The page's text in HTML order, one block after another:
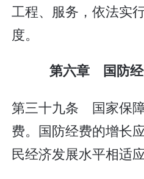
工程、服务，依法实
度。
第六章 国防经
第三十九条 国家保
费。国防经费的增长
民经济发展水平相适应